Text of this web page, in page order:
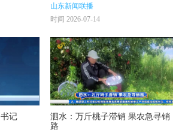
山东新闻联播
时间 2026-07-14
记
泗水：万斤桃子滞销 果农急寻销
路